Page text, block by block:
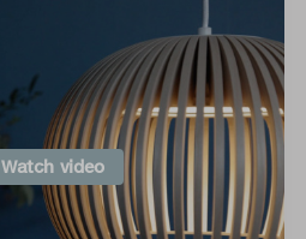
Watch video